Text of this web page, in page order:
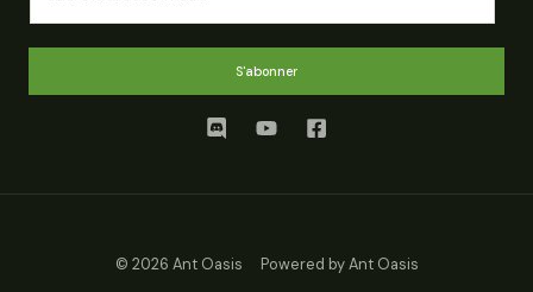
l
S'abonner
© 2026 Ant Oasis Powered by Ant Oasis